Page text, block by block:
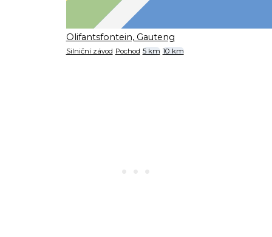
Olifantsfontein, Gauteng
Silniční závod Pochod 5 km 10 km